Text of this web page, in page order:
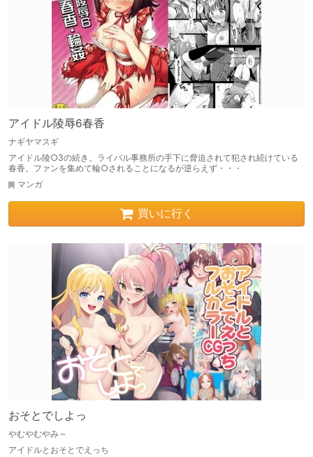
アイドル陵辱6春香
ナギヤマスギ
アイドル陵○3の続き。ライバル事務所の手下に脅迫されて犯され続けている
春香。ファンを集めて輪○されることになるが逆らえず・・・
マンガ
買いに行く
おそとでしよっ
やむやむやみ～
アイドルとおそとでえっち